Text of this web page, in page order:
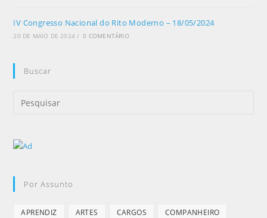
IV Congresso Nacional do Rito Moderno – 18/05/2024
20 DE MAIO DE 2024 / 0 COMENTÁRIO
Buscar
Por Assunto
APRENDIZ ARTES CARGOS COMPANHEIRO